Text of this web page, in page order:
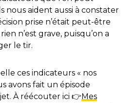
nous aident aussi à constater
prise n’était peut-être
n’est grave, puisqu’on a
le tir.
ces indicateurs « nos
avons fait un épisode
À réécouter ici 👉 Mes